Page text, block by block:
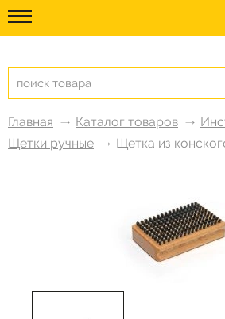
Главная Каталог товаров
Щетки ручные
Щетка из